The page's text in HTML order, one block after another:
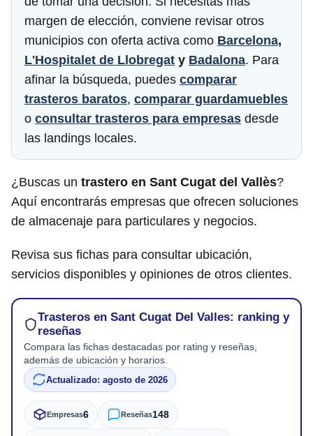
margen de elección, conviene revisar otros
municipios con oferta activa como Barcelona,
L'Hospitalet de Llobregat y Badalona. Para
afinar la búsqueda, puedes comparar
trasteros baratos, comparar guardamuebles
o consultar trasteros para empresas desde
las landings locales.
¿Buscas un trastero en Sant Cugat del Vallès?
Aquí encontrarás empresas que ofrecen soluciones
de almacenaje para particulares y negocios.
Revisa sus fichas para consultar ubicación,
servicios disponibles y opiniones de otros clientes.
Trasteros en Sant Cugat Del Valles: ranking y
reseñas
Compara las fichas destacadas por rating y reseñas,
además de ubicación y horarios.
Actualizado: agosto de 2026
Empresas6 Reseñas148